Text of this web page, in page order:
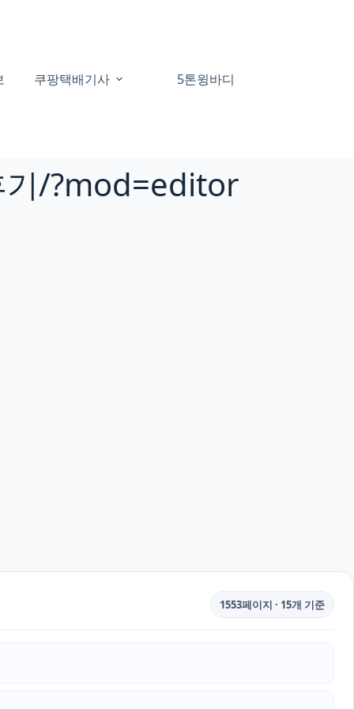
쿠팡택배기사 5톤윙바디
/?mod=editor
1553페이지 · 15개 기준